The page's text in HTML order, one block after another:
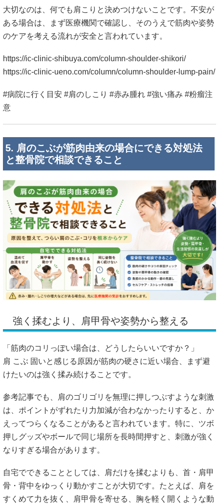
大切なのは、何でも肩こりと決めつけないことです。不安が
ある場合は、まず医療機関で確認し、そのうえで筋肉や姿勢
のケアを考える流れが安全と言われています。
https://ic-clinic-shibuya.com/column-shoulder-shikori/
https://ic-clinic-ueno.com/column/column-shoulder-lump-pain/
#病院に行く目安 #肩のしこり #赤み腫れ #強い痛み #粉瘤注
意
5. 肩のこぶが筋肉由来の場合にできる対処法
と整骨院で相談できること
強く揉むより、肩甲骨や姿勢から整える
「筋肉のコリっぽい場合は、どうしたらいいですか？」
肩 こぶ 固いと感じる原因が筋肉の硬さに近い場合、まず避
けたいのは強く揉み続けることです。
参考記事でも、肩のゴリゴリを無理に押しつぶすような刺激
は、ポイントがずれたり力加減が合わなかったりすると、か
えってつらくなることがあると言われています。特に、ツボ
押しグッズやボールで同じ場所を長時間押すと、刺激が強く
なりすぎる場合があります。
自宅でできることとしては、肩だけを揉むよりも、首・肩甲
骨・背中をゆっくり動かすことが大切です。たとえば、肩を
すくめて力を抜く、肩甲骨を寄せる、胸を軽く開くような動